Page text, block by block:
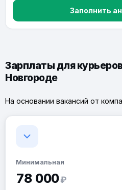
Заполнить
Зарплаты для
Новгороде
На основании вакансий от
Минимальная
78 000₽